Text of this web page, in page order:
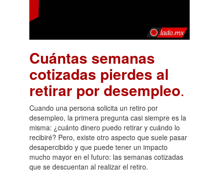
Cuántas semanas
cotizadas pierdes al
retirar por desempleo.
Cuando una persona solicita un retiro por
desempleo, la primera pregunta casi siempre es la
misma: ¿cuánto dinero puedo retirar y cuándo lo
recibiré? Pero, existe otro aspecto que suele pasar
desapercibido y que puede tener un impacto
mucho mayor en el futuro: las semanas cotizadas
que se descuentan al realizar el retiro.